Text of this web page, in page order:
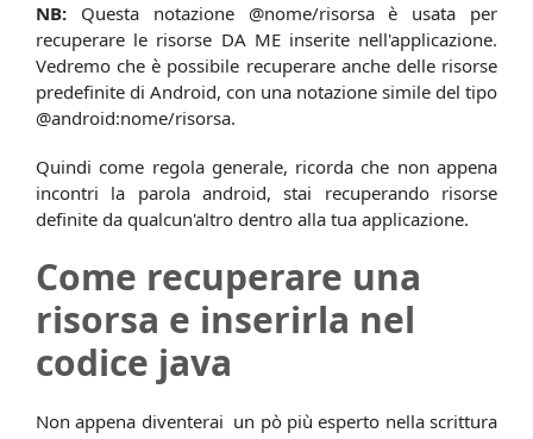
NB: Questa notazione @nome/risorsa è usata per
recuperare le risorse DA ME inserite nell'applicazione.
Vedremo che è possibile recuperare anche delle risorse
predefinite di Android, con una notazione simile del tipo
@android:nome/risorsa.
Quindi come regola generale, ricorda che non appena
incontri la parola android, stai recuperando risorse
definite da qualcun'altro dentro alla tua applicazione.
Come recuperare una
risorsa e inserirla nel
codice java
Non appena diventerai un pò più esperto nella scrittura